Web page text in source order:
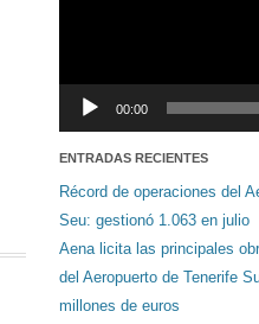
00:00
ENTRADAS RECIENTES
Récord de operaciones del
Seu: gestionó 1.063 en julio
Aena licita las principales
del Aeropuerto de Tenerife
millones de euros